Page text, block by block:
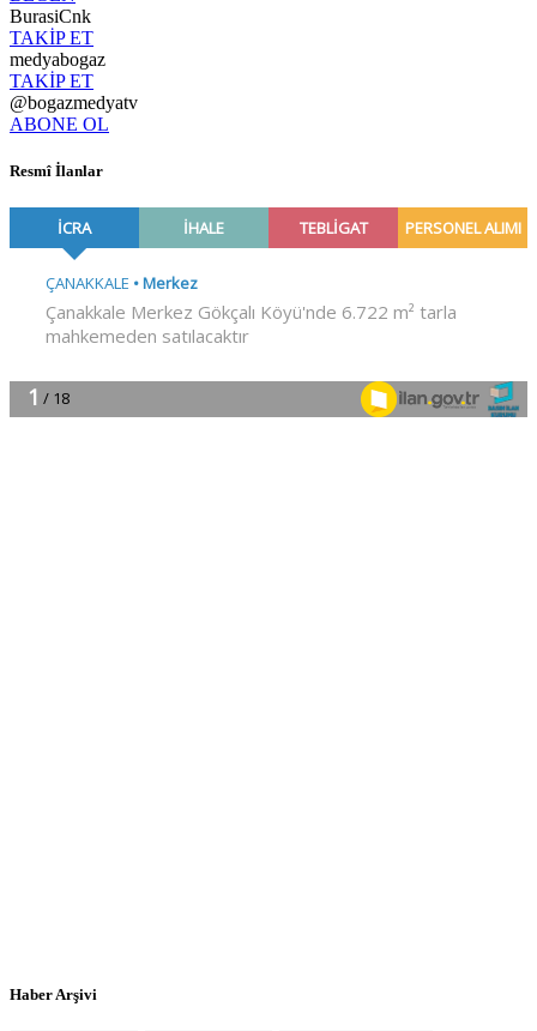
BurasiCnk
TAKİP ET
medyabogaz
TAKİP ET
@bogazmedyatv
ABONE OL
Resmî İlanlar
Haber Arşivi